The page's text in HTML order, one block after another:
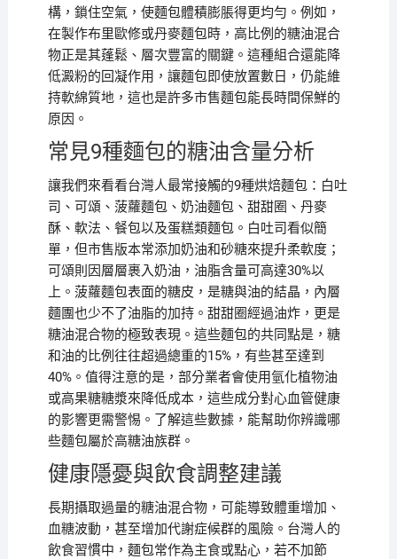
構，鎖住空氣，使麵包體積膨脹得更均勻。例如，
在製作布里歐修或丹麥麵包時，高比例的糖油混合
物正是其蓬鬆、層次豐富的關鍵。這種組合還能降
低澱粉的回凝作用，讓麵包即使放置數日，仍能維
持軟綿質地，這也是許多市售麵包能長時間保鮮的
原因。
常見9種麵包的糖油含量分析
讓我們來看看台灣人最常接觸的9種烘焙麵包：白吐
司、可頌、菠蘿麵包、奶油麵包、甜甜圈、丹麥
酥、軟法、餐包以及蛋糕類麵包。白吐司看似簡
單，但市售版本常添加奶油和砂糖來提升柔軟度；
可頌則因層層裹入奶油，油脂含量可高達30%以
上。菠蘿麵包表面的糖皮，是糖與油的結晶，內層
麵團也少不了油脂的加持。甜甜圈經過油炸，更是
糖油混合物的極致表現。這些麵包的共同點是，糖
和油的比例往往超過總重的15%，有些甚至達到
40%。值得注意的是，部分業者會使用氫化植物油
或高果糖糖漿來降低成本，這些成分對心血管健康
的影響更需警惕。了解這些數據，能幫助你辨識哪
些麵包屬於高糖油族群。
健康隱憂與飲食調整建議
長期攝取過量的糖油混合物，可能導致體重增加、
血糖波動，甚至增加代謝症候群的風險。台灣人的
飲食習慣中，麵包常作為主食或點心，若不加節